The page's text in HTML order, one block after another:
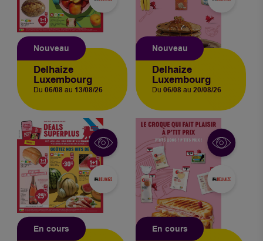
Delhaize
Luxembourg
Du 06/08 au 13/08/26
Nouveau
Delhaize
Luxembourg
Du 06/08 au 20/08/26
Nouveau
En cours En cours